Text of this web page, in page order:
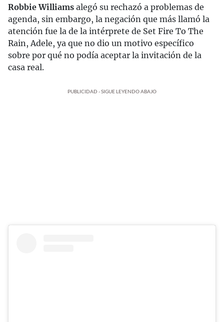
Robbie Williams alegó su rechazó a problemas de
agenda, sin embargo, la negación que más llamó la
atención fue la de la intérprete de Set Fire To The
Rain, Adele, ya que no dio un motivo específico
sobre por qué no podía aceptar la invitación de la
casa real.
PUBLICIDAD - SIGUE LEYENDO ABAJO